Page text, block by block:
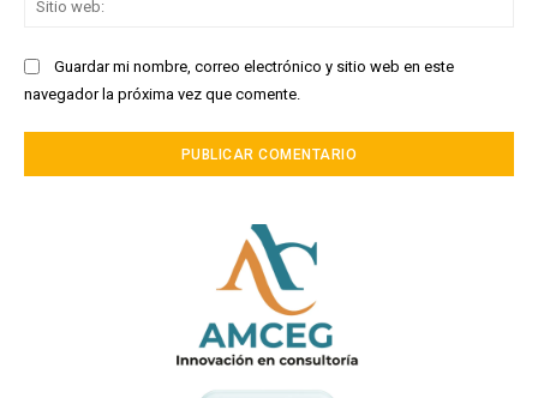
Guardar mi nombre, correo electrónico y sitio web en este
navegador la próxima vez que comente.